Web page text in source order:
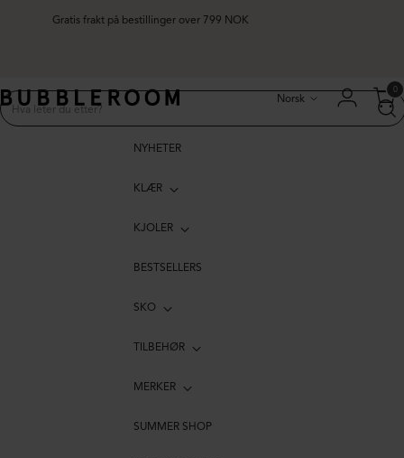
Gratis frakt på bestillinger over 799 NOK
Norsk
0
NYHETER
KLÆR
KJOLER
BESTSELLERS
SKO
TILBEHØR
MERKER
SUMMER SHOP